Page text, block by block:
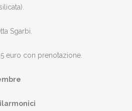
Sgarbi.
euro con prenotazione.